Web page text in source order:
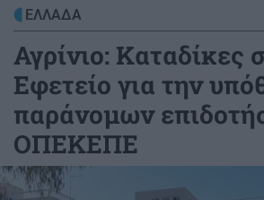
ΕΛΛΑΔΑ
Αγρίνιο: Καταδίκες
Εφετείο για την
παράνομων
ΟΠΕΚΕΠΕ